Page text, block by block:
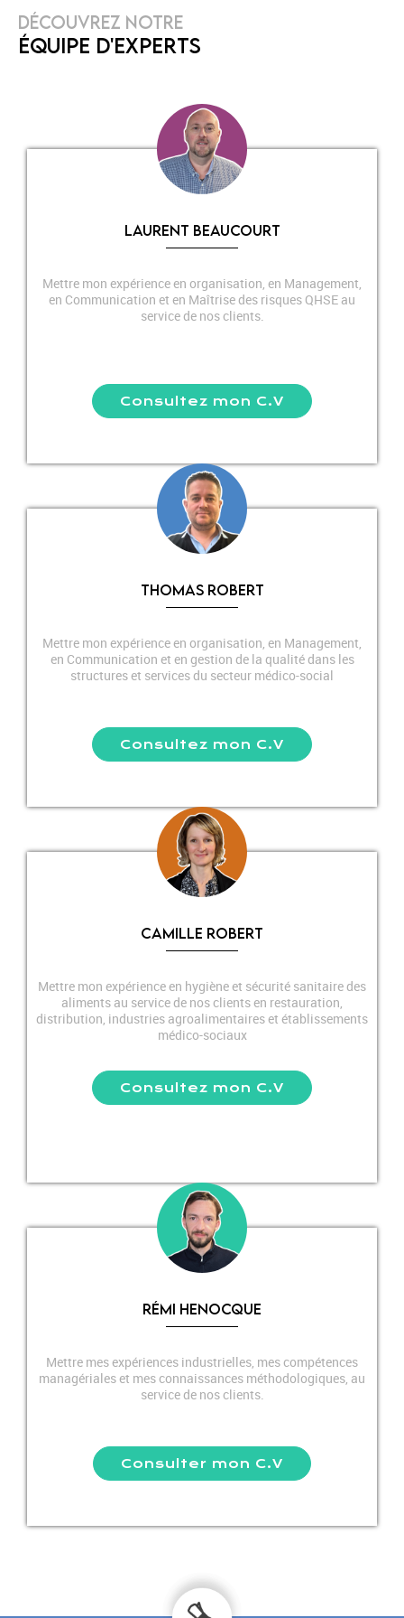
DÉCOUVREZ NOTRE
ÉQUIPE D'EXPERTS
LAURENT BEAUCOURT
Mettre mon expérience en organisation, en Management,
en Communication et en Maîtrise des risques QHSE au
service de nos clients.
Consultez mon C.V
THOMAS ROBERT
Mettre mon expérience en organisation, en Management,
en Communication et en gestion de la qualité dans les
structures et services du secteur médico-social
Consultez mon C.V
CAMILLE ROBERT
Mettre mon expérience en hygiène et sécurité sanitaire des
aliments au service de nos clients en restauration,
distribution, industries agroalimentaires et établissements
médico-sociaux
Consultez mon C.V
RÉMI HENOCQUE
Mettre mes expériences industrielles, mes compétences
managériales et mes connaissances méthodologiques, au
service de nos clients.
Consulter mon C.V